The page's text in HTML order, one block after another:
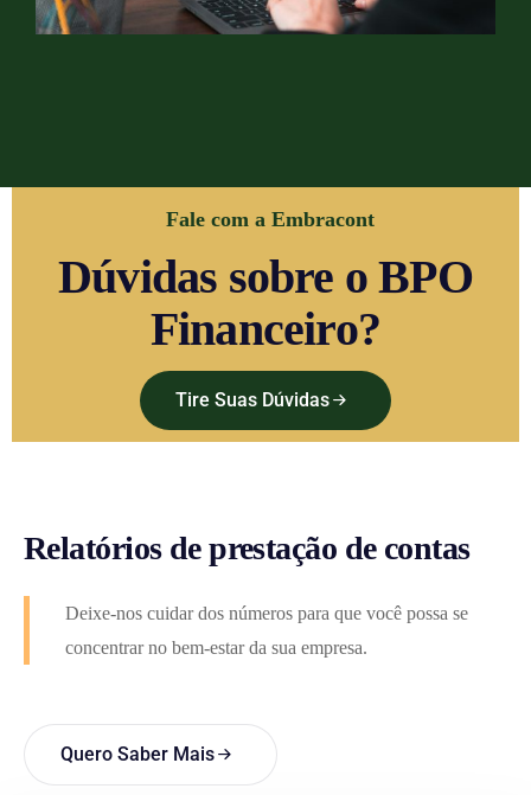
Fale com a Embracont
Dúvidas sobre o BPO
Financeiro?
Tire Suas Dúvidas
Relatórios de prestação de contas
Deixe-nos cuidar dos números para que você possa se
concentrar no bem-estar da sua empresa.
Quero Saber Mais